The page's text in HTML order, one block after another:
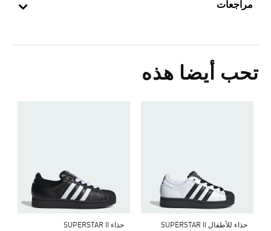
مراجعات
تحب أيضا هذه
حذاء للأطفال SUPERSTAR II
حذاء SUPERSTAR II